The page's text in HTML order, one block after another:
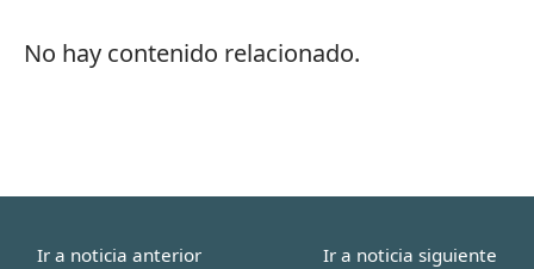
No hay contenido relacionado.
Ir a noticia anterior Ir a noticia siguiente